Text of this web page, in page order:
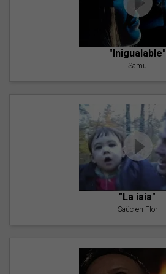
"Inigualable"
Samu
"La iaia"
Saüc en Flor